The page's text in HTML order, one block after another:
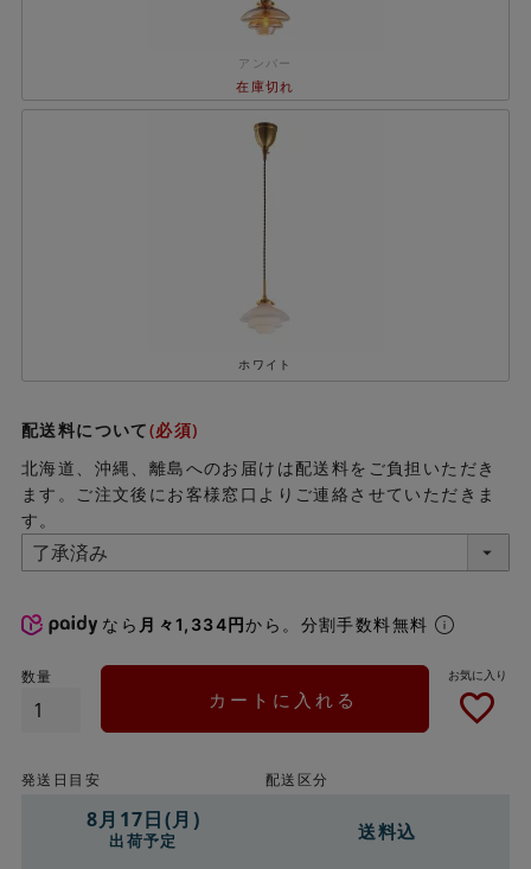
アンバー
在庫切れ
ホワイト
配送料について(必須)
北海道、沖縄、離島へのお届けは配送料をご負担いただき
ます。ご注文後にお客様窓口よりご連絡させていただきま
す。
なら 月々1,334円から。分割手数料無料
カートに入れる
発送日目安
8月17日(月)
出荷予定
配送区分
送料込